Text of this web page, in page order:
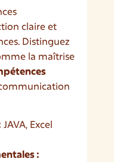
claire et
Distinguez
la maîtrise
JAVA, Excel
: